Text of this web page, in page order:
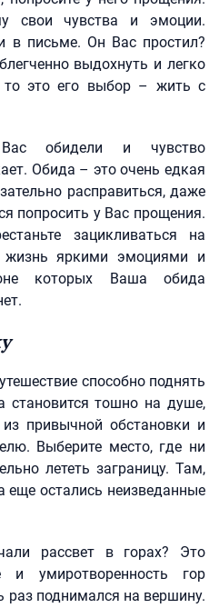
свои чувства и эмоции.
письме. Он Вас простил?
выдохнуть и легко
это его выбор – жить с
обидели и чувство
Обида – это очень едкая
расправиться, даже
попросить у Вас прощения.
зацикливаться на
жизнь яркими эмоциями и
которых Ваша обида
способно поднять
становится тошно на душе,
привычной обстановки и
Выберите место, где ни
лететь заграницу. Там,
еще остались неизведанные
рассвет в горах? Это
и умиротворенность гор
раз поднимался на вершину.